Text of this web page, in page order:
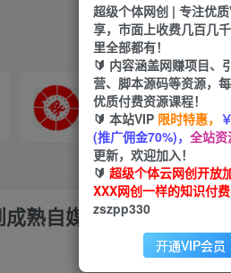
VIP推广
70%分佣
会员专属推广链接
熟自媒体达人
超级个体网创 | 专注优
享，市面上收费几百几
里全部都有！
🔰 内容涵盖网赚项目、
营、脚本源码等资源，
优质付费资源课程！
🔰 本站VIP 限时特惠，
(推广佣金70%)， 全站资
更新，欢迎加入！
🔰 超级个体云网创开放
XXX网创一样的知识付费
zszpp330
开通VIP会员